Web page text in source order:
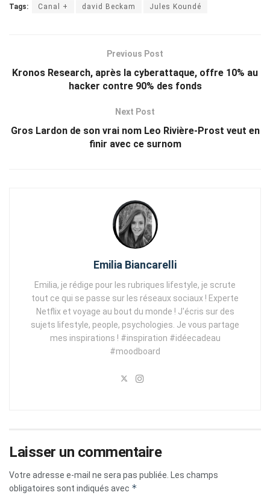
Tags: Canal + david Beckam Jules Koundé
Previous Post
Kronos Research, après la cyberattaque, offre 10% au
hacker contre 90% des fonds
Next Post
Gros Lardon de son vrai nom Leo Rivière-Prost veut en
finir avec ce surnom
Emilia Biancarelli
Emilia, je rédige pour les rubriques lifestyle, je scrute
tout ce qui se passe sur les réseaux sociaux ! Experte
Netflix et voyage au bout du monde ! J'écris sur des
sujets lifestyle, people, psychologies. Je vous partage
mes inspirations ! #inspiration #idéecadeau
#moodboard
Laisser un commentaire
Votre adresse e-mail ne sera pas publiée.
Les champs
obligatoires sont indiqués avec *